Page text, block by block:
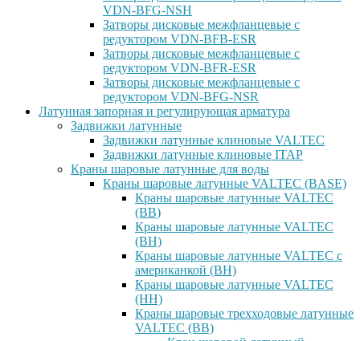
VDN-BFG-NSH
Затворы дисковые межфланцевые с
редуктором VDN-BFB-ESR
Затворы дисковые межфланцевые с
редуктором VDN-BFR-ESR
Затворы дисковые межфланцевые с
редуктором VDN-BFG-NSR
Латунная запорная и регулирующая арматура
Задвижки латунные
Задвижки латунные клиновые VALTEC
Задвижки латунные клиновые ITAP
Краны шаровые латунные для воды
Краны шаровые латунные VALTEC (BASE)
Краны шаровые латунные VALTEC
(ВВ)
Краны шаровые латунные VALTEC
(ВН)
Краны шаровые латунные VALTEC с
американкой (ВН)
Краны шаровые латунные VALTEC
(НН)
Краны шаровые трехходовые латунные
VALTEC (ВВ)